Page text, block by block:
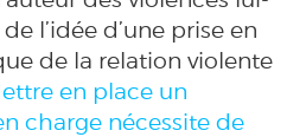
l’idée d’une prise en
de la relation violente
en place un
charge nécessite de